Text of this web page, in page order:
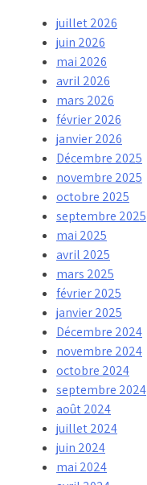
juillet 2026
juin 2026
mai 2026
avril 2026
mars 2026
février 2026
janvier 2026
Décembre 2025
novembre 2025
octobre 2025
septembre 2025
mai 2025
avril 2025
mars 2025
février 2025
janvier 2025
Décembre 2024
novembre 2024
octobre 2024
septembre 2024
août 2024
juillet 2024
juin 2024
mai 2024